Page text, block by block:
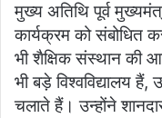
मुख्य अतिथि पूर्व
कार्यक्रम को संबोधित
भी शैक्षिक संस्थान की
भी बड़े विश्वविद्यालय
चलाते हैं। उन्होंने